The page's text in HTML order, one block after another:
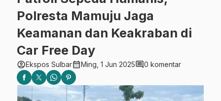
Polresta Mamuju Jaga
Keamanan dan Keakraban di
Car Free Day
account_circleEkspos Sulbarcalendar_monthMing, 1 Jun 2025comment0 komentar